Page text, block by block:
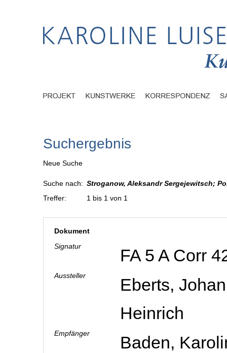
Suchergebnis
Neue Suche
Suche nach: Stroganow, Aleksandr Sergejewitsch;
Treffer:
1 bis 1 von 1
Dokument
Signatur
FA 5 A Corr
Aussteller
Eberts,
Heinrich
Empfänger
Baden,